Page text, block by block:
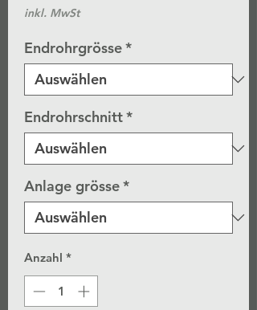
inkl. MwSt
Endrohrgrösse*
Endrohrschnitt*
Anlage grösse*
Anzahl *